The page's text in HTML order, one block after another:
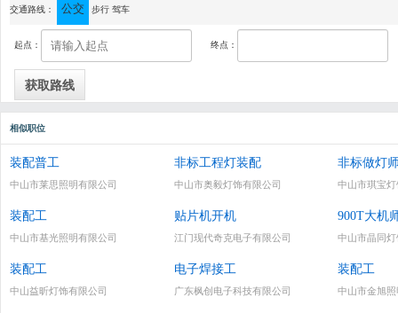
通讯地址：中山市横栏镇新茂工业区康龙2路智联谷7楼
交通路线： 公交 步行 驾车
起点： 终点：
相似职位
装配普工
中山市莱思照明有限公司
非标工程灯装配
中山市奥毅灯饰有限公司
非标做灯
中山市琪宝
装配工
中山市基光照明有限公司
贴片机开机
江门现代奇克电子有限公司
900T大机
中山市晶同
装配工
中山益昕灯饰有限公司
电子焊接工
广东枫创电子科技有限公司
装配工
中山市金旭